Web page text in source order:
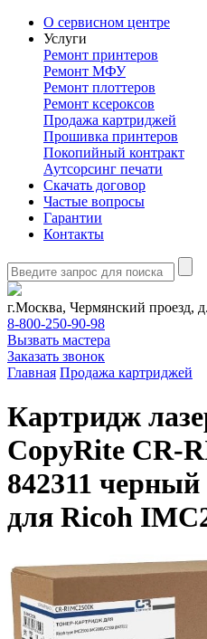
О сервисном центре
Услуги
Ремонт принтеров
Ремонт МФУ
Ремонт плоттеров
Ремонт ксероксов
Продажа картриджей
Прошивка принтеров
Покопийный контракт
Аутсорсинг печати
Скачать договор
Частые вопросы
Гарантии
Контакты
г.Москва, Чермянский проезд,
8-800-250-90-98
Вызвать мастера
Заказать звонок
Главная Продажа картриджей
Картридж
CopyRite CR-
842311 черный
для Ricoh